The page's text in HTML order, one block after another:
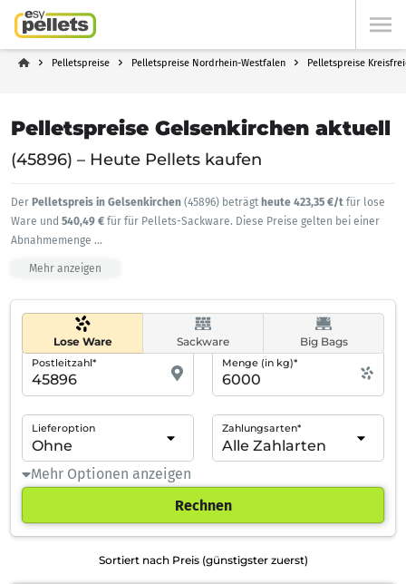
Pelletspreise Pelletspreise Nordrhein-Westfalen Pelletspreise
Pelletspreise Gelsenkirchen aktuell
(45896) – Heute Pellets kaufen
Der Pelletspreis in Gelsenkirchen (45896) beträgt heute 423,35 €/t für lose
Ware und 540,49 € für für Pellets-Sackware. Diese Preise gelten bei einer
Abnahmemenge ...
Mehr anzeigen
Lose Ware Sackware Big Bags
Postleitzahl* Menge (in kg)*
Lieferoption Zahlungsarten*
Mehr Optionen anzeigen
Rechnen
Sortiert nach Preis (günstigster zuerst)